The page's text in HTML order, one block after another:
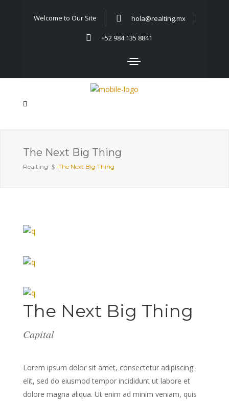
Welcome to Our Site hola@realting.mx
+52 984 135 8841
The Next Big Thing
Realting The Next Big Thing
The Next Big Thing
Capital
Lorem ipsum dolor sit amet, consectetur adipiscing
elit, sed do eiusmod tempor incididunt ut labore et
dolore magna aliqua. Ut enim ad minim veniam, quis